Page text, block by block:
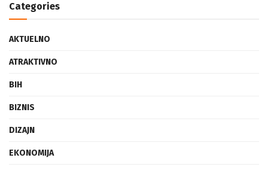
Categories
AKTUELNO
ATRAKTIVNO
BIH
BIZNIS
DIZAJN
EKONOMIJA